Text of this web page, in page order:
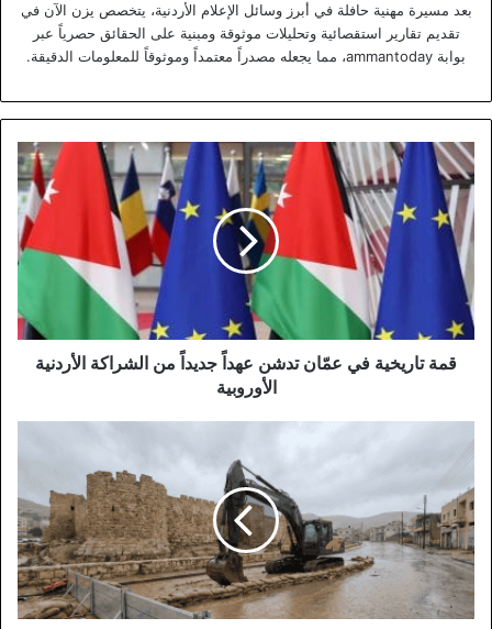
بعد مسيرة مهنية حافلة في أبرز وسائل الإعلام الأردنية، يتخصص يزن الآن في
تقديم تقارير استقصائية وتحليلات موثوقة ومبنية على الحقائق حصرياً عبر
بوابة ammantoday، مما يجعله مصدراً معتمداً وموثوقاً للمعلومات الدقيقة.
قمة
تاريخية
في
عمّان
تدشن
عهداً
جديداً
من
الشراكة
الأردنية
قمة تاريخية في عمّان تدشن عهداً جديداً من الشراكة الأردنية
الأوروبية
حكومي
نيابي
لاحتواء
تداعيات
المنخفض
الجوي
في
الكرك